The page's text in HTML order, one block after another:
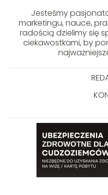
Jesteśmy
marketingu, nauce,
radością dzielimy się
ciekawostkami, by